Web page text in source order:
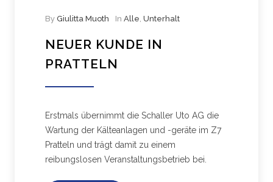
By Giulitta Muoth In Alle, Unterhalt
NEUER KUNDE IN
PRATTELN
Erstmals übernimmt die Schaller Uto AG die
Wartung der Kälteanlagen und -geräte im Z7
Pratteln und trägt damit zu einem
reibungslosen Veranstaltungsbetrieb bei.